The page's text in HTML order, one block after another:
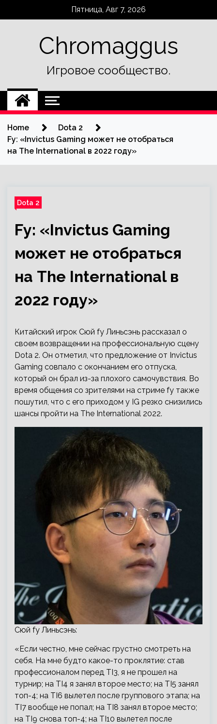
Пятница, Авг 7, 2026
Chromaggus
Игровое сообщество.
Home
Dota 2
Fy: «Invictus Gaming может не отобраться
на The International в 2022 году»
Dota 2
Fy: «Invictus Gaming
может не отобраться
на The International в
2022 году»
Китайский игрок Сюй fy Линьсэнь рассказал о
своем возвращении на профессиональную сцену
Dota 2. Он отметил, что предложение от Invictus
Gaming совпало с окончанием его отпуска,
который он брал из-за плохого самочувствия. Во
время общения со зрителями на стриме fy также
пошутил, что с его приходом у IG резко снизились
шансы пройти на The International 2022.
Сюй fy Линьсэнь:
«Если честно, мне сейчас грустно смотреть на
себя. На мне будто какое-то проклятие: став
профессионалом перед TI3, я не прошел на
турнир; на TI4 я занял второе место; на TI5 занял
топ-4; на TI6 вылетел после группового этапа; на
TI7 вообще не попал; на TI8 занял второе место;
на TI9 снова топ-4; на TI10 вылетел после